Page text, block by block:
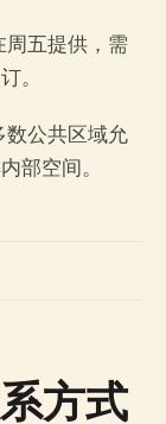
周五提供，需
。
数公共区域允
部空间。
方式